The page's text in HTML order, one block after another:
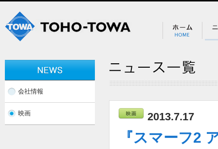
2013.7.17
『スマーフ2
会社情報
映画